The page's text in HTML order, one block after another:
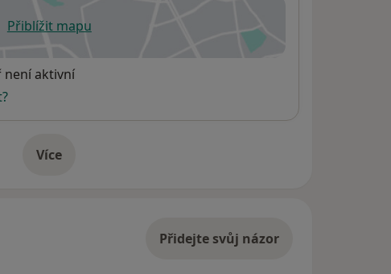
Přiblížit mapuse otevře v nové záložce
není aktivní
Víceo adrese
Přidejte svůj názor